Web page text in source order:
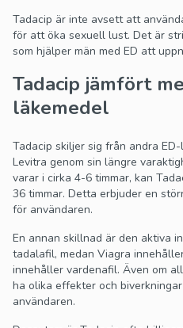
Tadacip är inte avsett att
för att öka sexuell lust. Det är
som hjälper män med ED att
Tadacip jämfört
läkemedel
Tadacip skiljer sig från andra
Levitra genom sin längre
varar i cirka 4-6 timmar, kan
36 timmar. Detta erbjuder en
för användaren.
En annan skillnad är den aktiva
tadalafil, medan Viagra
innehåller vardenafil. Även om
ha olika effekter och
användaren.